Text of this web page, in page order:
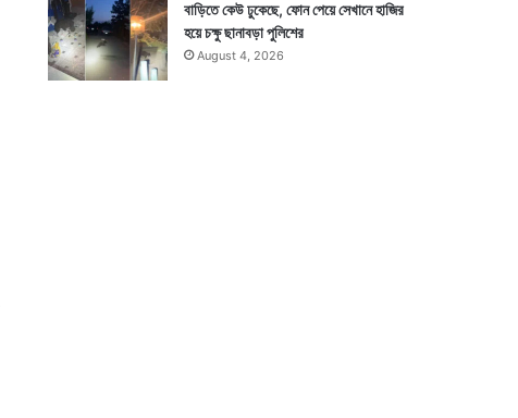
বাড়িতে কেউ ঢুকেছে, ফোন পেয়ে সেখানে হাজির
হয়ে চক্ষু ছানাবড়া পুলিশের
August 4, 2026